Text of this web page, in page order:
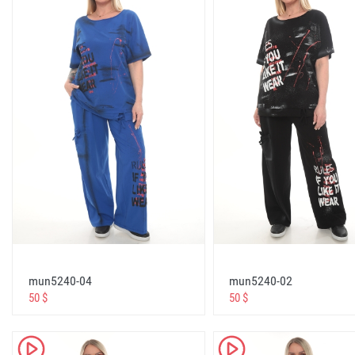
повседневные платья для женщин старше 50 лет
فساتين كاجوال للنساء فوق سن الخمسين
günlük elbiseler büyük beden
casual dresses big size
повседневные платья большого размера
فساتين عادية الحجم الكبير
yaz elbiseler büyük beden
summer dresses big size
летние платья большого размера
online elbiseler
dresses online
платья онлайн
mun5240-04
50 $
mun5240-02
50 $
K K